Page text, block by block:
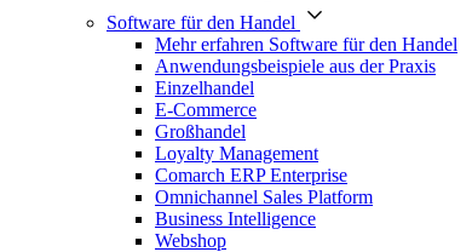
Software für den Handel
Mehr erfahren Software für den Handel
Anwendungsbeispiele aus der Praxis
Einzelhandel
E-Commerce
Großhandel
Loyalty Management
Comarch ERP Enterprise
Omnichannel Sales Platform
Business Intelligence
Webshop